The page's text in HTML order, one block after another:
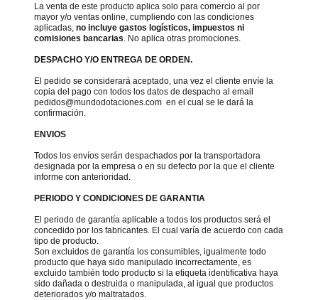
La venta de este producto aplica solo para comercio al por
mayor y/o ventas online, cumpliendo con las condiciones
aplicadas, no incluye gastos logísticos, impuestos ni
comisiones bancarias . No aplica otras promociones.
DESPACHO Y/O ENTREGA DE ORDEN.
El pedido se considerará aceptado, una vez el cliente envíe la
copia del pago con todos los datos de despacho al email
pedidos@mundodotaciones.com en el cual se le dará la
confirmación.
ENVIOS
Todos los envíos serán despachados por la transportadora
designada por la empresa o en su defecto por la que el cliente
informe con anterioridad.
PERIODO Y CONDICIONES DE GARANTIA
El periodo de garantía aplicable a todos los productos será el
concedido por los fabricantes. El cual varía de acuerdo con cada
tipo de producto.
Son excluidos de garantía los consumibles, igualmente todo
producto que haya sido manipulado incorrectamente, es
excluido también todo producto si la etiqueta identificativa haya
sido dañada o destruida o manipulada, al igual que productos
deteriorados y/o maltratados.